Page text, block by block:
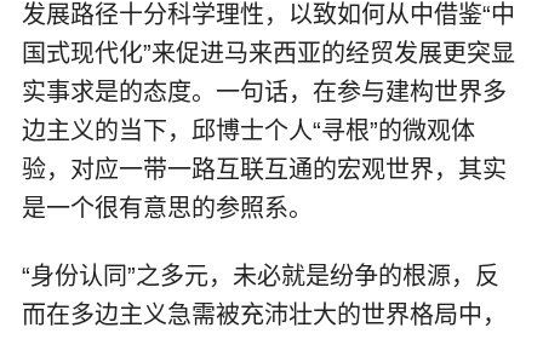
发展路径十分科学理性，以致如何从中借鉴“中
国式现代化”来促进马来西亚的经贸发展更突显
实事求是的态度。一句话，在参与建构世界多
边主义的当下，邱博士个人“寻根”的微观体
验，对应一带一路互联互通的宏观世界，其实
是一个很有意思的参照系。
“身份认同”之多元，未必就是纷争的根源，反
而在多边主义急需被充沛壮大的世界格局中，